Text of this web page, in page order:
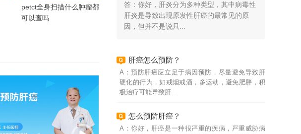
petct全身扫描什么肿瘤都
可以查吗
答：你好，肝炎分为多种类型，其中病毒性
肝炎是导致出现原发性肝癌的最常见的原
因，但并不是说只...
肝癌怎么预防？
A：预防肝癌应立足于病因预防，尽量避免导致肝
硬化的行为，如戒烟戒酒，多运动，避免肥胖，积
极治疗可能导致肝...
怎么预防肝癌？
A：你好，肝癌是一种很严重的疾病，严重威胁病